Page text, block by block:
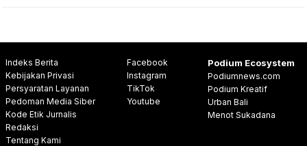
Indeks Berita
Kebijakan Privasi
Persyaratan Layanan
Pedoman Media Siber
Kode Etik Jurnalis
Redaksi
Tentang Kami
Facebook
Instagram
TikTok
Youtube
Podium Ecosystem
Podiumnews.com
Podium Kreatif
Urban Bali
Menot Sukadana